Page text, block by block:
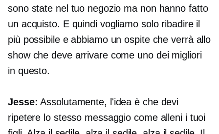
sono state nel tuo negozio ma non hanno fatto
un acquisto. E quindi vogliamo solo ribadire il
più possibile e abbiamo un ospite che verrà allo
show che deve arrivare come uno dei migliori
in questo.
Jesse: Assolutamente, l'idea è che devi
ripetere lo stesso messaggio come alleni i tuoi